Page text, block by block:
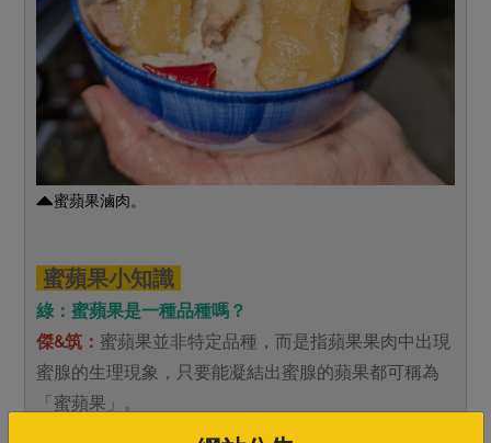
蜜蘋果滷肉。
蜜蘋果小知識
綠：蜜蘋果是一種品種嗎？
傑&筑： 蜜蘋果並非特定品種，而是指蘋果果肉中出現
蜜腺的生理現象，只要能凝結出蜜腺的蘋果都可稱為
「蜜蘋果」。